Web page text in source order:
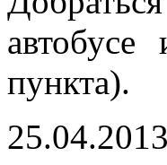
пункта).
25.04.2013